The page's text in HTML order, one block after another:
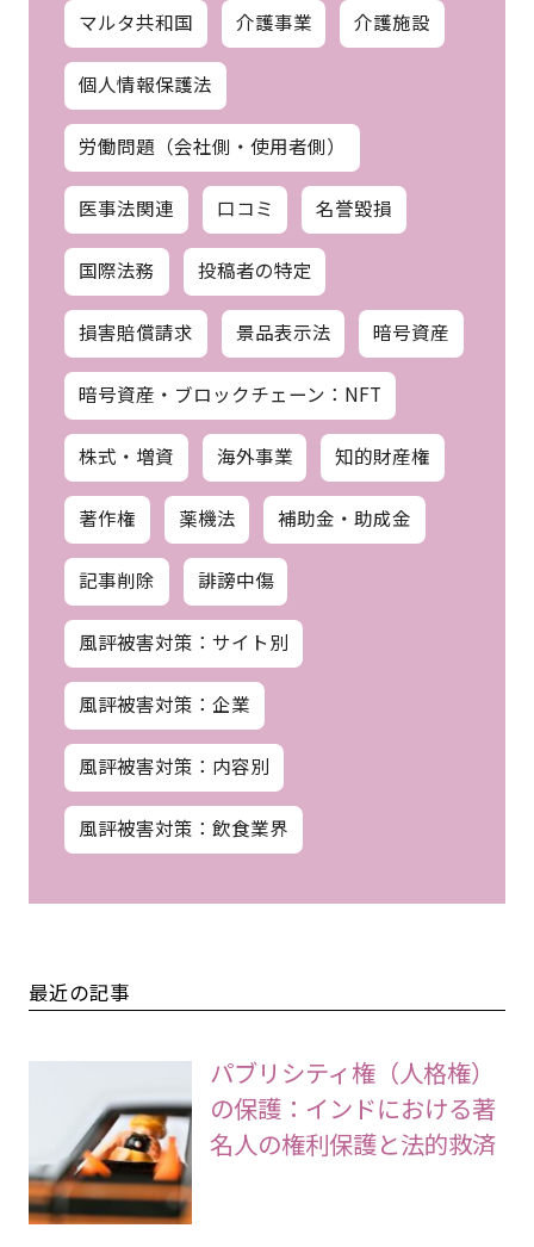
マルタ共和国 介護事業 介護施設
個人情報保護法
労働問題（会社側・使用者側）
医事法関連 口コミ 名誉毀損
国際法務 投稿者の特定
損害賠償請求 景品表示法 暗号資産
暗号資産・ブロックチェーン：NFT
株式・増資 海外事業 知的財産権
著作権 薬機法 補助金・助成金
記事削除 誹謗中傷
風評被害対策：サイト別
風評被害対策：企業
風評被害対策：内容別
風評被害対策：飲食業界
最近の記事
パブリシティ権（人格権）
の保護：インドにおける著
名人の権利保護と法的救済